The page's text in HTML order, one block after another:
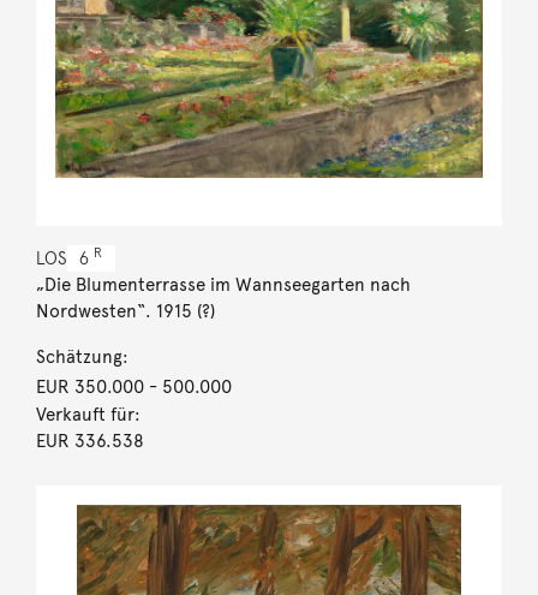
LOS 6 R
„Die Blumenterrasse im Wannseegarten nach
Nordwesten“. 1915 (?)
Schätzung:
EUR 350.000- 500.000
Verkauft für:
EUR 336.538